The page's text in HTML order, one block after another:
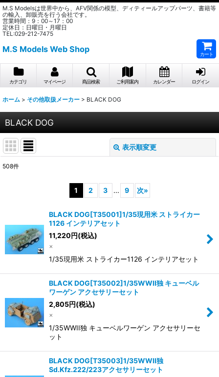
M.S Modelsは世界中から、AFV関係の模型、ディティールアップパーツ、書籍等
の輸入、卸販売を行う会社です。
営業時間：9：00～17：00
定休日：日曜日・月曜日
TEL:029-212-7475
M.S Models Web Shop
カート
カテゴリ マイページ 商品検索 ご利用案内 カレンダー ログイン
ホーム > その他取扱メーカー > BLACK DOG
BLACK DOG
表示順変更
508件
1 2 3 ... 9 次»
BLACK DOG[T35001]1/35現用米 ストライカー
1126 インテリアセット
11,220円(税込)
×
1/35現用米 ストライカー1126 インテリアセット
BLACK DOG[T35002]1/35WWII独 キューベル
ワーゲン アクセサリーセット
2,805円(税込)
×
1/35WWII独 キューベルワーゲン アクセサリーセ
ット
BLACK DOG[T35003]1/35WWII独
Sd.Kfz.222/223アクセサリーセット